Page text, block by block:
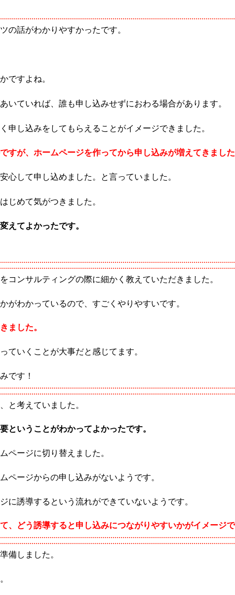
の話がわかりやすかったです。
ですよね。
いていれば、誰も申し込みせずにおわる場合があります。
申し込みをしてもらえることがイメージできました。
すが、ホームページを作ってから申し込みが増えてきまし
心して申し込めました。と言っていました。
じめて気がつきました。
えてよかったです。
コンサルティングの際に細かく教えていただきました。
がわかっているので、すごくやりやすいです。
ました。
ていくことが大事だと感じてます。
です！
と考えていました。
ということがわかってよかったです。
ページに切り替えました。
ページからの申し込みがないようです。
に誘導するという流れができていないようです。
、どう誘導すると申し込みにつながりやすいかがイメージ
備しました。